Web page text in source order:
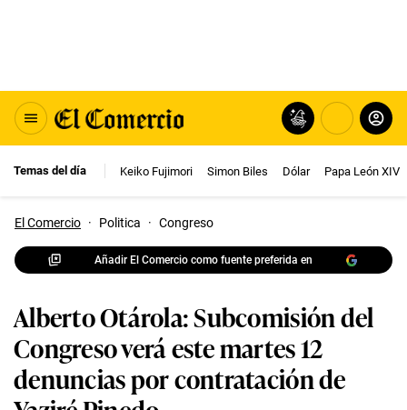
Temas del día Keiko Fujimori Simon Biles Dólar Papa León XIV
El Comercio · Politica · Congreso
Añadir El Comercio como fuente preferida en
Alberto Otárola: Subcomisión del
Congreso verá este martes 12
denuncias por contratación de